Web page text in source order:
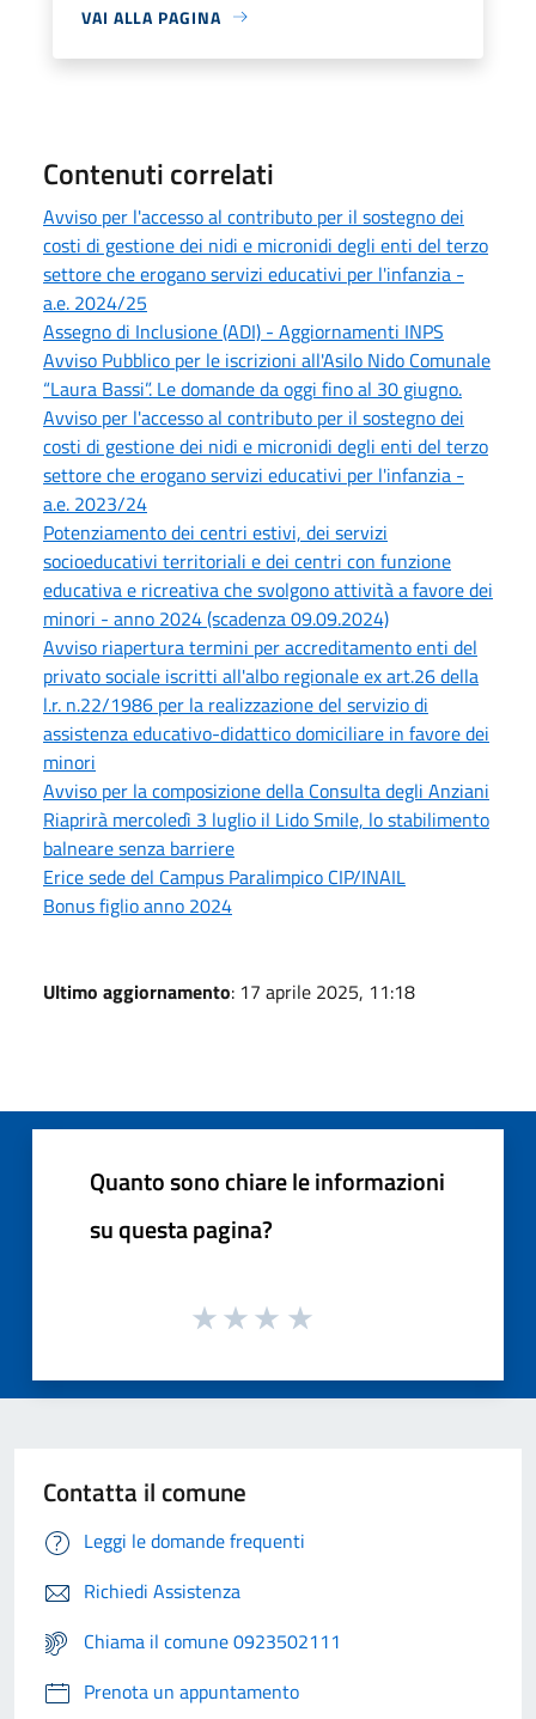
VAI ALLA PAGINA
Contenuti correlati
Avviso per l'accesso al contributo per il sostegno dei
costi di gestione dei nidi e micronidi degli enti del terzo
settore che erogano servizi educativi per l'infanzia -
a.e. 2024/25
Assegno di Inclusione (ADI) - Aggiornamenti INPS
Avviso Pubblico per le iscrizioni all'Asilo Nido Comunale
“Laura Bassi”. Le domande da oggi fino al 30 giugno.
Avviso per l'accesso al contributo per il sostegno dei
costi di gestione dei nidi e micronidi degli enti del terzo
settore che erogano servizi educativi per l'infanzia -
a.e. 2023/24
Potenziamento dei centri estivi, dei servizi
socioeducativi territoriali e dei centri con funzione
educativa e ricreativa che svolgono attività a favore dei
minori - anno 2024 (scadenza 09.09.2024)
Avviso riapertura termini per accreditamento enti del
privato sociale iscritti all'albo regionale ex art.26 della
l.r. n.22/1986 per la realizzazione del servizio di
assistenza educativo-didattico domiciliare in favore dei
minori
Avviso per la composizione della Consulta degli Anziani
Riaprirà mercoledì 3 luglio il Lido Smile, lo stabilimento
balneare senza barriere
Erice sede del Campus Paralimpico CIP/INAIL
Bonus figlio anno 2024
Ultimo aggiornamento: 17 aprile 2025, 11:18
Quanto sono chiare le informazioni
su questa pagina?
Contatta il comune
Leggi le domande frequenti
Richiedi Assistenza
Chiama il comune 0923502111
Prenota un appuntamento